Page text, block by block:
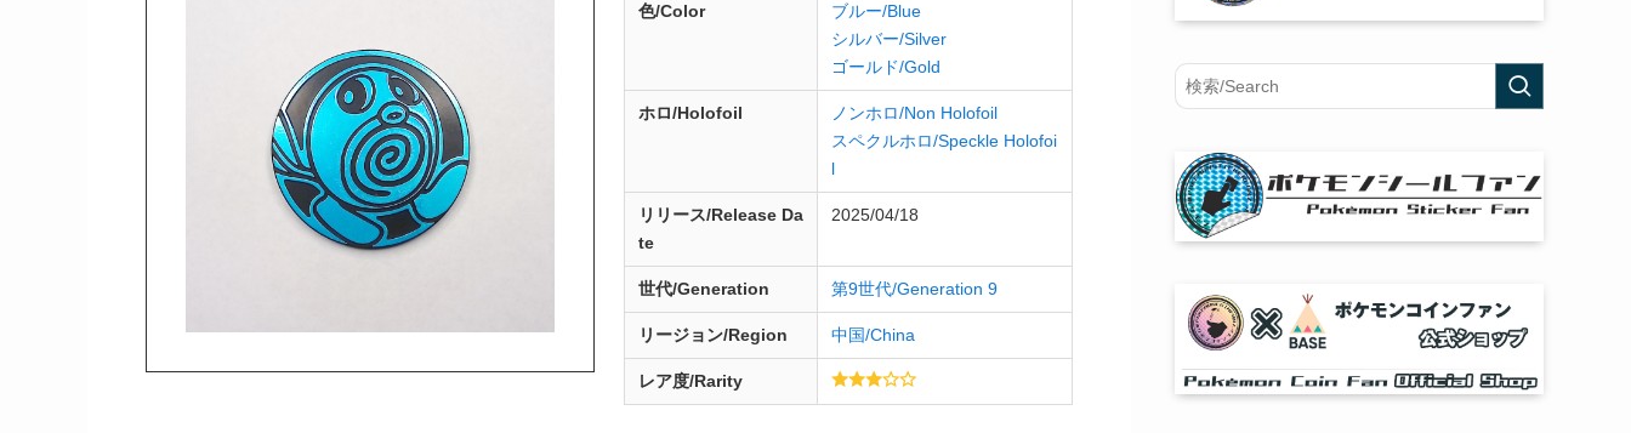
色/Color
ブルー/Blue
シルバー/Silver
ゴールド/Gold
ホロ/Holofoil
ノンホロ/Non Holofoil
スペクルホロ/Speckle Holofoi
l
リリース/ReleaseDa
te
2025/04/18
世代/Generation 第9世代/Generation 9
リージョン/Region 中国/China
レア度/Rarity